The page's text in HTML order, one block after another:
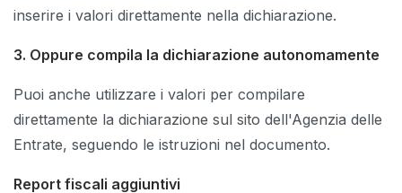
inserire i valori direttamente nella dichiarazione.
3. Oppure compila la dichiarazione autonomamente
Puoi anche utilizzare i valori per compilare
direttamente la dichiarazione sul sito dell'Agenzia delle
Entrate, seguendo le istruzioni nel documento.
Report fiscali aggiuntivi